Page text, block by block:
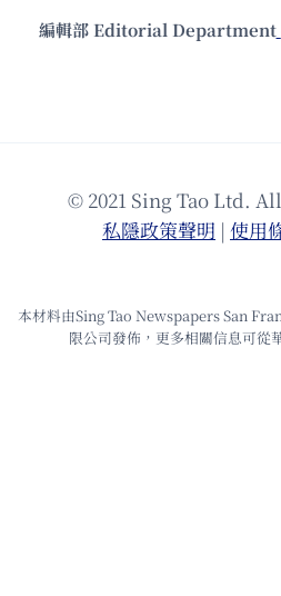
編輯部 Editorial Department
© 2021 Sing Tao Ltd.
私隱政策聲明 | 使⽤
本材料由Sing Tao Newspapers San
限公司發佈，更多相關信息可從